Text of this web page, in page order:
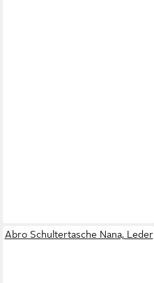
Abro Schultertasche Nana, Leder